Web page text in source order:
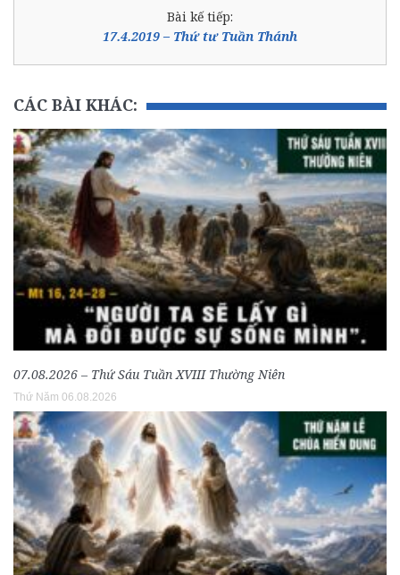
Bài kế tiếp:
17.4.2019 – Thứ tư Tuần Thánh
CÁC BÀI KHÁC:
07.08.2026 – Thứ Sáu Tuần XVIII Thường Niên
Thứ Năm 06.08.2026